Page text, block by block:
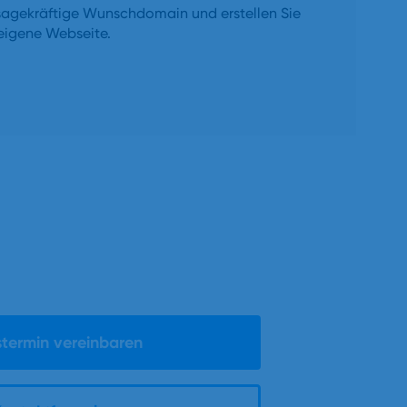
Wunschdomain und erstellen Sie
Webseite.
vereinbaren